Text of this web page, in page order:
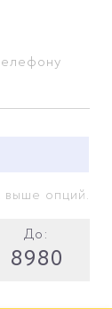
выше опций.
До:
8980